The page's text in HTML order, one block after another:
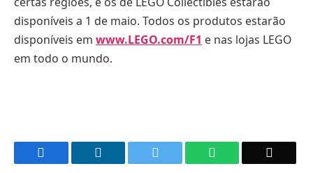
disponíveis a 1 de maio. Todos os produtos estarão
disponíveis em www.LEGO.com/F1 e nas lojas LEGO
em todo o mundo.
WhatsApp